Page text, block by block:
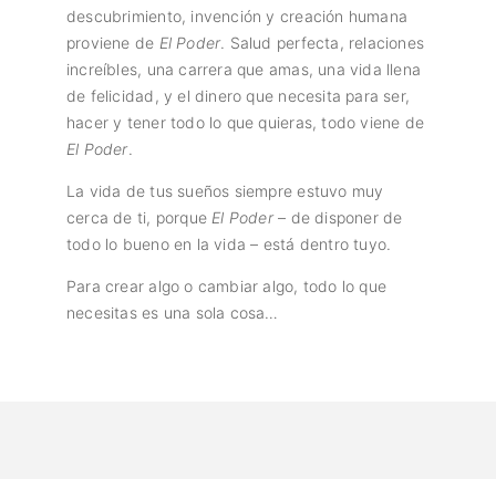
descubrimiento, invención y creación humana
proviene de El Poder. Salud perfecta, relaciones
increíbles, una carrera que amas, una vida llena
de felicidad, y el dinero que necesita para ser,
hacer y tener todo lo que quieras, todo viene de
El Poder.
La vida de tus sueños siempre estuvo muy
cerca de ti, porque El Poder– de disponer de
todo lo bueno en la vida – está dentro tuyo.
Para crear algo o cambiar algo, todo lo que
necesitas es una sola cosa…